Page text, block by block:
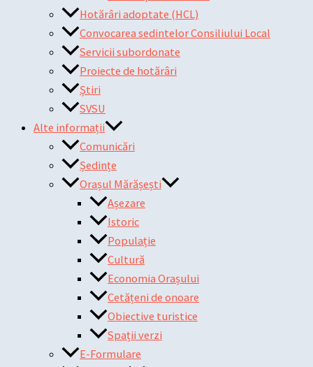
Hotărâri adoptate (HCL)
Convocarea sedintelor Consiliului Local
Servicii subordonate
Proiecte de hotărâri
Știri
SVSU
Alte informații
Comunicări
Ședințe
Orașul Mărășești
Așezare
Istoric
Populație
Cultură
Economia Orașului
Cetățeni de onoare
Obiective turistice
Spații verzi
E-Formulare